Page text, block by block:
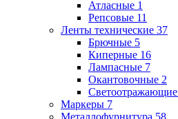
Атласные 1
Репсовые 11
Ленты технические 37
Брючные 5
Киперные 16
Лампасные 7
Окантовочные 2
Светоотражающие
Маркеры 7
Металлофурнитура 58